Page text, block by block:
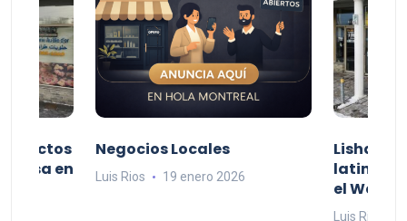
casa en
Negocios Locales
Luis Rios 19 enero 2026
Lishaam
latinos
el West
Luis Rios